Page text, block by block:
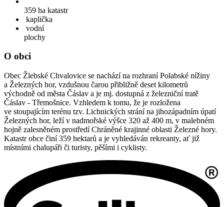
359 ha katastr
kaplička
vodní
plochy
O obci
Obec Žlebské Chvalovice se nachází na rozhraní Polabské nížiny
a Železných hor, vzdušnou čarou přibližně deset kilometrů
východně od města Čáslav a je mj. dostupná z železniční tratě
Čáslav - Třemošnice. Vzhledem k tomu, že je rozložena
ve stoupajícím terénu tzv. Lichnických strání na jihozápadním úpatí
Železných hor, leží v nadmořské výšce 320 až 400 m, v malebném
hojně zalesněném prostředí Chráněné krajinné oblasti Železné hory.
Katastr obce činí 359 hektarů a je vyhledáván rekreanty, ať již
místními chalupáři či turisty, pěšími i cyklisty.